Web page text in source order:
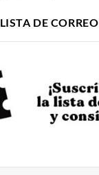
LISTA DE CORREO